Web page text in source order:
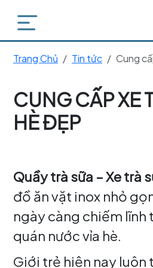
Trang Chủ Tin tức Cung
CUNG CẤP XE
HÈ ĐẸP
Quầy trà sữa – Xe trà
đồ ăn vặt inox nhỏ
ngày càng chiếm lĩnh
quán nước vỉa hè.
Giới trẻ hiện nay luôn